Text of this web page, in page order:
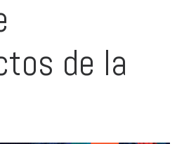
de la